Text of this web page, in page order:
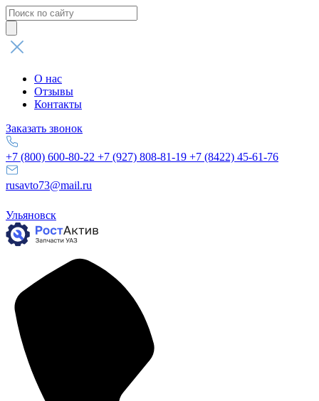
Поиск
товаров
О нас
Отзывы
Контакты
Заказать звонок
+7 (800) 600-80-22 +7 (927) 808-81-19 +7 (8422) 45-61-76
rusavto73@mail.ru
Ульяновск